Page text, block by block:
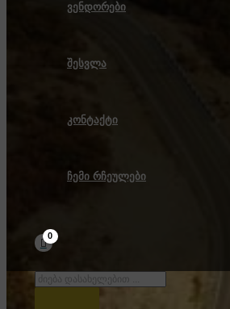
ვენდორები
შესვლა
კონტაქტი
ჩემი რჩეულები